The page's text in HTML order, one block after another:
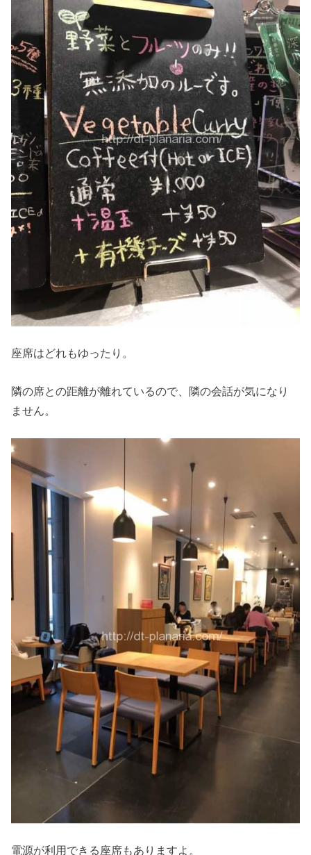
座席はどれもゆったり。
隣の席との距離が離れているので、隣の会話が気になり
ません。
電源が利用できる座席もありますよ。